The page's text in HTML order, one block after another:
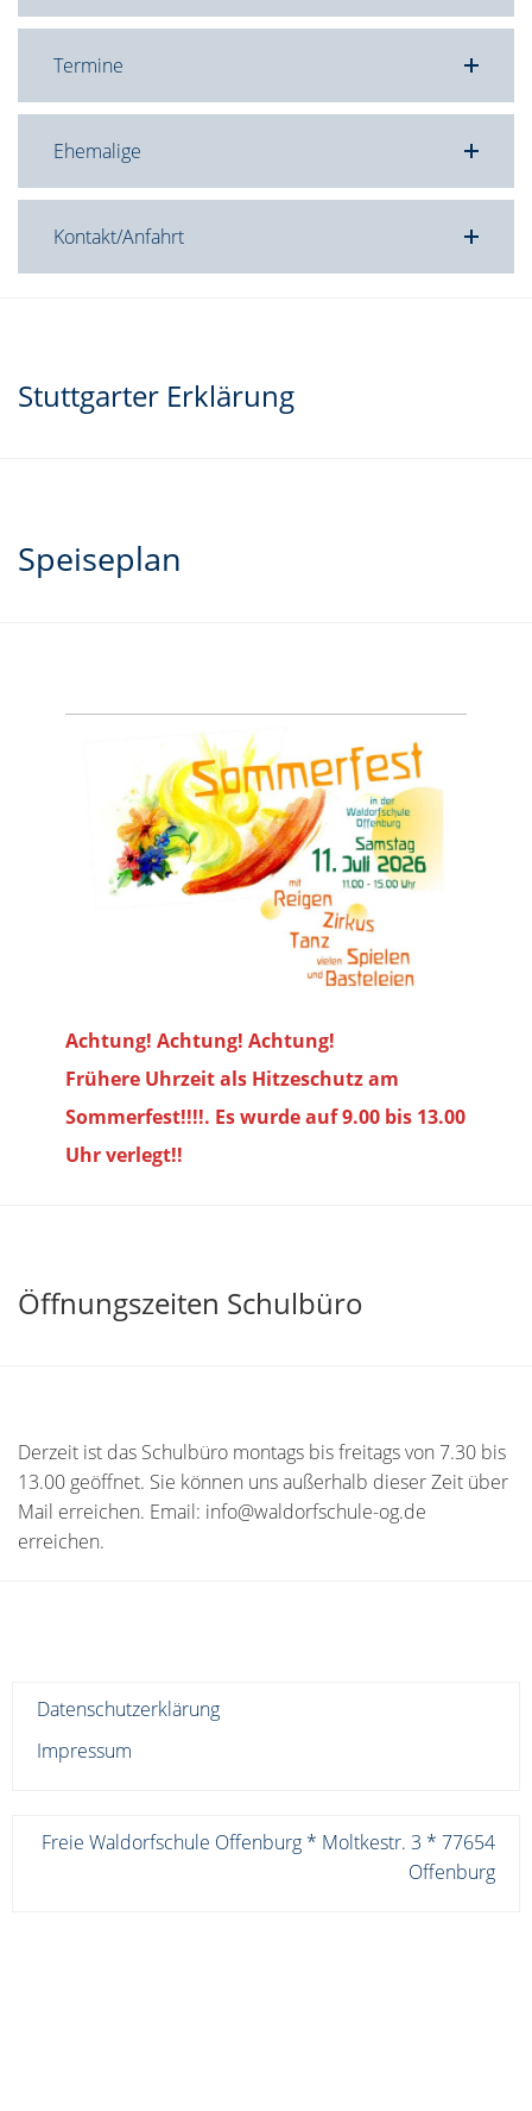
Termine
Ehemalige
Kontakt/Anfahrt
Stuttgarter Erklärung
Speiseplan
Achtung! Achtung! Achtung!
Frühere Uhrzeit als Hitzeschutz am
Sommerfest!!!!. Es wurde auf 9.00 bis 13.00
Uhr verlegt!!
Öffnungszeiten Schulbüro
Derzeit ist das Schulbüro montags bis freitags von 7.30 bis
13.00 geöffnet. Sie können uns außerhalb dieser Zeit über
Mail erreichen. Email: info@waldorfschule-og.de
erreichen.
Datenschutzerklärung
Impressum
Freie Waldorfschule Offenburg * Moltkestr. 3 * 77654
Offenburg